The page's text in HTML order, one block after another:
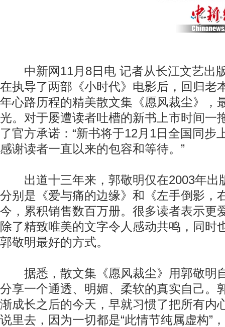
中新网11月8日电 记者从长江文艺出
在执导了两部《小时代》电影后，回归老
年心路历程的精美散文集《愿风裁尘》，
光。对于屡遭读者吐槽的新书上市时间一
了官方承诺：“新书将于12月1日全国同步
感谢读者一直以来的包容和等待。”
出道十三年来，郭敬明仅在2003年出
分别是《爱与痛的边缘》和《左手倒影，
今，累积销售数百万册。很多读者表示更
除了精致唯美的文字令人感动共鸣，同时
郭敬明最好的方式。
据悉，散文集《愿风裁尘》用郭敬明
分享一个通透、明媚、柔软的真实自己。
渐成长之后的今天，早就习惯了把所有内
说里去，因为一切都是“此情节纯属虚构”